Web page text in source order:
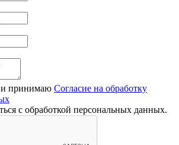
и принимаю Согласие на обработку
с обработкой персональных данных.